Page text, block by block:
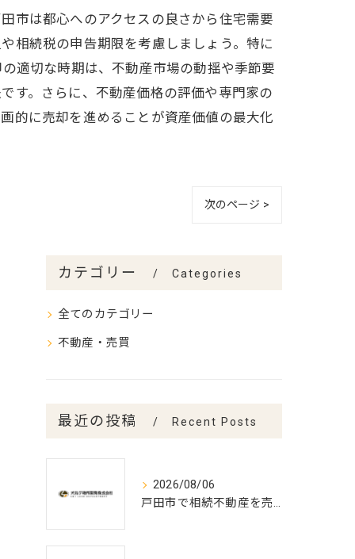
市は都心へのアクセスの良さから住宅需要
相続税の申告期限を考慮しましょう。特に
適切な時期は、不動産市場の動揺や季節要
す。さらに、不動産価格の評価や専門家の
的に売却を進めることが資産価値の最大化
次のページ >
カテゴリー Categories
全てのカテゴリー
不動産・売買
最近の投稿 Recent Posts
2026/08/06
戸田市で相続不動産を売却する流れ